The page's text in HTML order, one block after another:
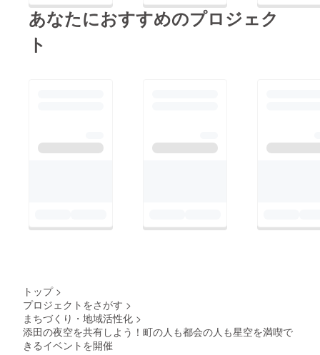
ボンなどあります。
して古賀市より駆けつ
けてくれます。 次は
水曜日は、JA田川来て
見上げましょう。 次
に登場は、手づくりの
羊羹が美味しい秀島商
あなたにおすすめのプロジェク
ト
トップ >
プロジェクトをさがす >
まちづくり・地域活性化 >
添田の夜空を共有しよう！町の人も都会の人も星空を満喫で
きるイベントを開催